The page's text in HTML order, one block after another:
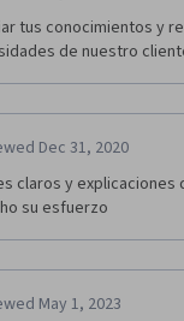
tus conocimientos y
de nuestro
Dec 31, 2020
claros y
su esfuerzo
May 1, 2023